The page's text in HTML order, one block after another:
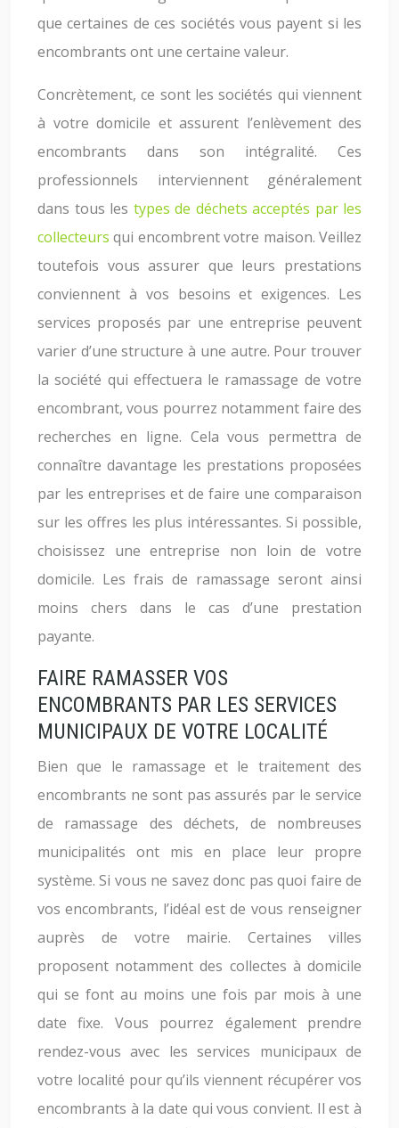
que certaines de ces sociétés vous payent si les
encombrants ont une certaine valeur.
Concrètement, ce sont les sociétés qui viennent
à votre domicile et assurent l’enlèvement des
encombrants dans son intégralité. Ces
professionnels interviennent généralement
dans tous les types de déchets acceptés par les
collecteurs qui encombrent votre maison. Veillez
toutefois vous assurer que leurs prestations
conviennent à vos besoins et exigences. Les
services proposés par une entreprise peuvent
varier d’une structure à une autre. Pour trouver
la société qui effectuera le ramassage de votre
encombrant, vous pourrez notamment faire des
recherches en ligne. Cela vous permettra de
connaître davantage les prestations proposées
par les entreprises et de faire une comparaison
sur les offres les plus intéressantes. Si possible,
choisissez une entreprise non loin de votre
domicile. Les frais de ramassage seront ainsi
moins chers dans le cas d’une prestation
payante.
FAIRE RAMASSER VOS
ENCOMBRANTS PAR LES SERVICES
MUNICIPAUX DE VOTRE LOCALITÉ
Bien que le ramassage et le traitement des
encombrants ne sont pas assurés par le service
de ramassage des déchets, de nombreuses
municipalités ont mis en place leur propre
système. Si vous ne savez donc pas quoi faire de
vos encombrants, l’idéal est de vous renseigner
auprès de votre mairie. Certaines villes
proposent notamment des collectes à domicile
qui se font au moins une fois par mois à une
date fixe. Vous pourrez également prendre
rendez-vous avec les services municipaux de
votre localité pour qu’ils viennent récupérer vos
encombrants à la date qui vous convient. Il est à